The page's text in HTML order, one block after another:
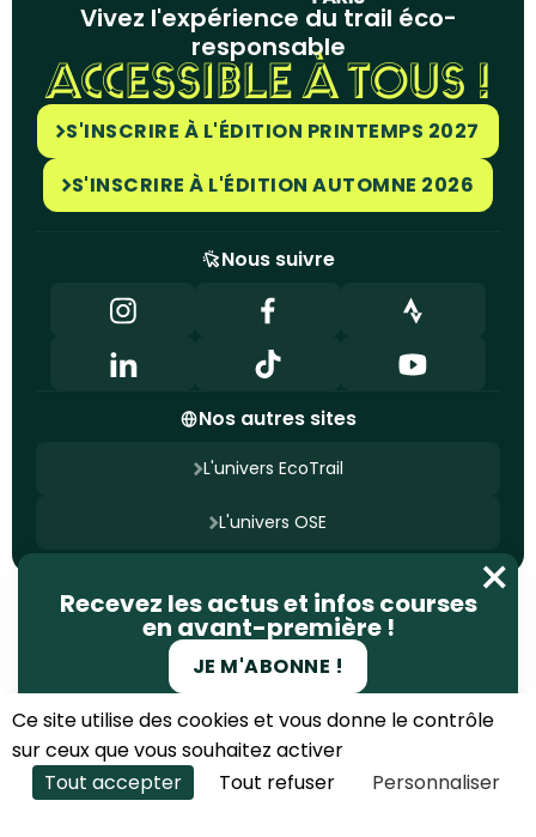
Ce site utilise des cookies et vous donne le contrôle
sur ceux que vous souhaitez activer
Tout accepter
Tout refuser Personnaliser
S'INSCRIRE À L'ÉDITION PRINTEMPS
2027
S'INSCRIRE À L'ÉDITION AUTOMNE 2026
Vivez l'expérience du trail éco-
responsable
ACCESSIBLE À TOUS !
S'INSCRIRE À L'ÉDITION PRINTEMPS 2027
S'INSCRIRE À L'ÉDITION AUTOMNE 2026
Nous suivre
Nos autres sites
L'univers EcoTrail
L'univers OSE
© 2025 EcoTrail. Tous droits réservés
Mentions légales
Politique de confidentialité
Gestion des cookies
Site conçu parAgeelity
Recevez les actus et infos courses
en avant-première !
JE M'ABONNE !